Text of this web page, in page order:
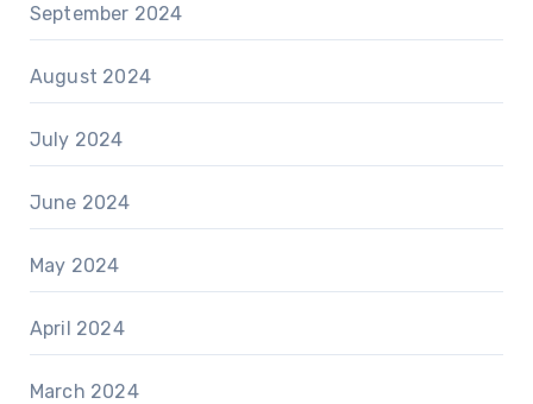
September 2024
August 2024
July 2024
June 2024
May 2024
April 2024
March 2024